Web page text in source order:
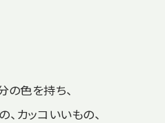
色を持ち、
、カッコいいもの、